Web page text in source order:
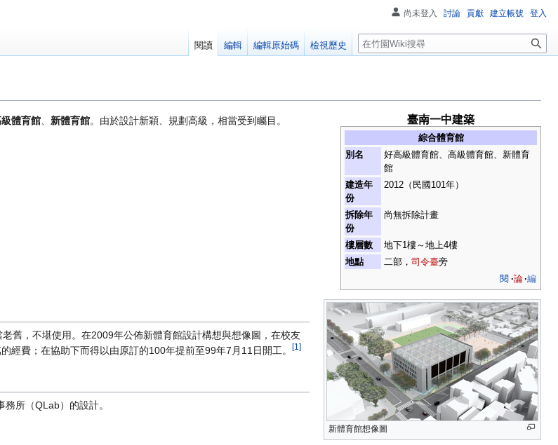
臺南一中建築
綜合體育館
別名
好高級體育館、高級體育館、新體育
館
建造年
份
2012（民國101年）
拆除年
份
尚無拆除計畫
樓層數
地下1樓～地上4樓
地點
二部， 司令臺旁
閱 論 編
新體育館想像圖
體育館 新體育館。由於設計新穎、規劃高級，相當受到矚目。
舊，不堪使用。在2009年公佈新體育館設計構想與想像圖，在校友
經費；在協助下而得以由原訂的100年提前至99年7月11日開工。
[1]
所（QLab）的設計。
尚未登入 討論 貢獻 建立帳號 登入
閱讀 編輯 編輯原始碼 檢視歷史
搜